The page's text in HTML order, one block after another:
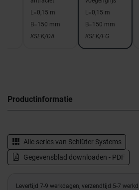
L=0,15 m
B=150 mm
KSEK/DA
L=0,15 m
B=150 mm
KSEK/FG
Productinformatie
Alle series van Schlüter Systems
Gegevensblad downloaden - PDF
Levertijd 7-9 werkdagen, verzendtijd 5-7